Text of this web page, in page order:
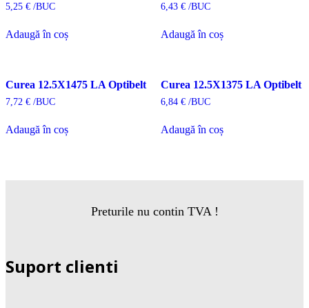
5,25 € /BUC
Adaugă în coș
6,43 €/BUC
Adaugă în coș
Curea 12.5X1475 LA Optibelt
7,72 € /BUC
Adaugă în coș
Curea 12.5X1375 LA Optibelt
6,84 €/BUC
Adaugă în coș
Preturile nu contin TVA !
Suport clienti